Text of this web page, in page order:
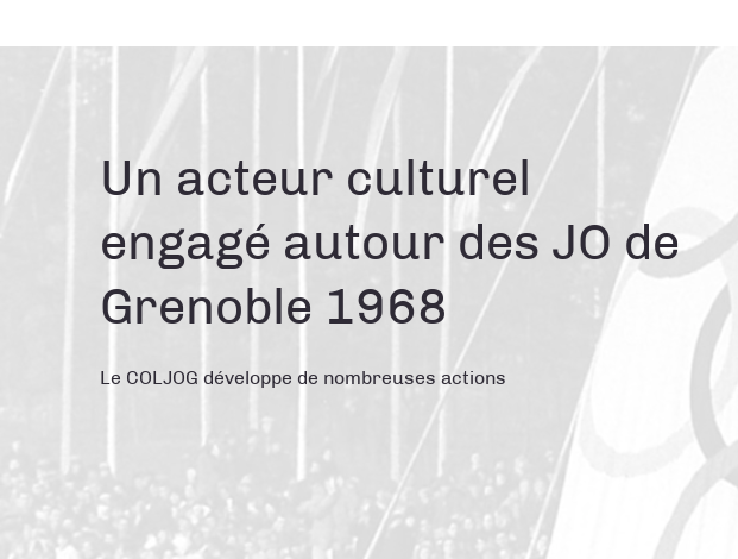
Un acteur culturel
engagé autour des JO de
Grenoble 1968
Le COLJOG développe de nombreuses actions